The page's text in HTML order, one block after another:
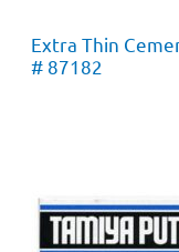
Extra Thin
# 87182